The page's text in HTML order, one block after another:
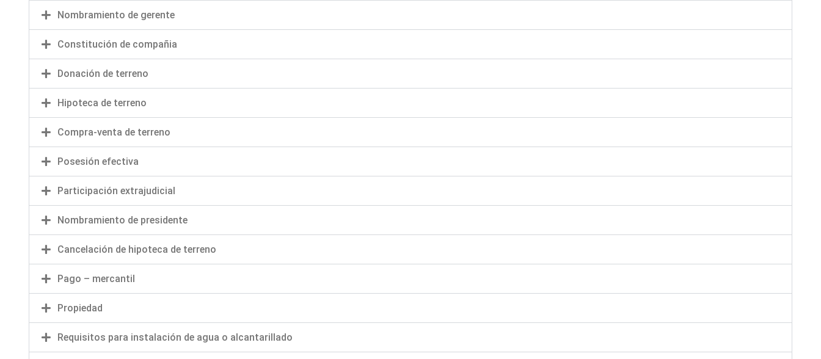
Nombramiento de gerente
Constitución de compañia
Donación de terreno
Hipoteca de terreno
Compra-venta de terreno
Posesión efectiva
Participación extrajudicial
Nombramiento de presidente
Cancelación de hipoteca de terreno
Pago – mercantil
Propiedad
Requisitos para instalación de agua o alcantarillado